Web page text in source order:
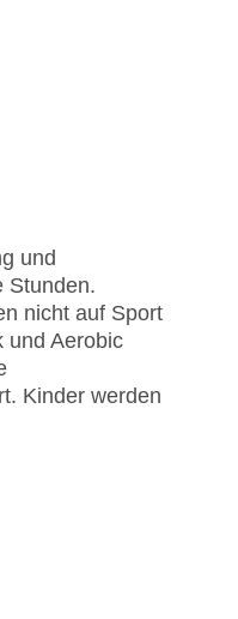
und
Stunden.
nicht auf Sport
und Aerobic
Kinder werden